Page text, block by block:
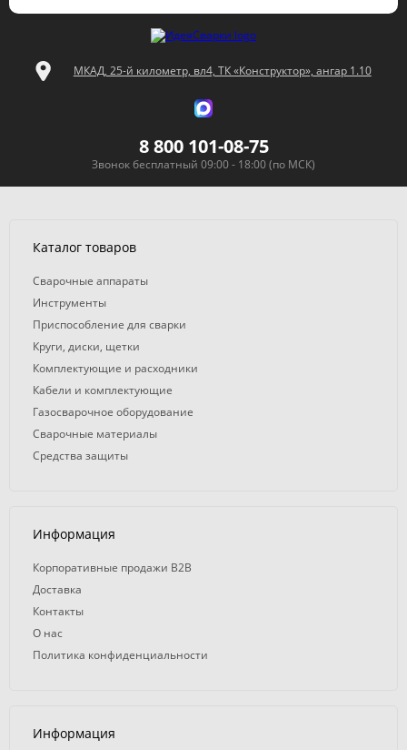
МКАД, 25-й километр, вл4, ТК «Конструктор», ангар 1.10
8 800 101-08-75
Звонок бесплатный 09:00 - 18:00 (по МСК)
Каталог товаров
Сварочные аппараты
Инструменты
Приспособление для сварки
Круги, диски, щетки
Комплектующие и расходники
Кабели и комплектующие
Газосварочное оборудование
Сварочные материалы
Средства защиты
Информация
Корпоративные продажи B2B
Доставка
Контакты
О нас
Политика конфиденциальности
Информация